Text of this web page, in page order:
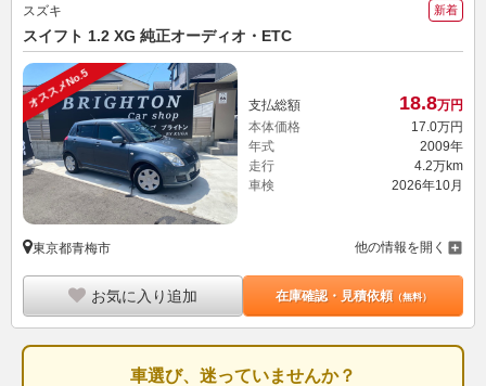
スズキ 新着
スイフト 1.2 XG 純正オーディオ・ETC
オススメNo.5 支払総額 18.8万円
本体価格
17.0万円
年式
2009年
走行
4.2万km
車検
2026年10月
東京都青梅市 他の情報を開く
お気に入り追加 在庫確認・見積依頼（無料）
車選び、迷っていませんか？